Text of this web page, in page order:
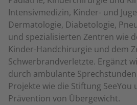
Intensivmedizin, Kinder- und
Dermatologie, Diabetologie,
und spezialisierten Zentren wie
Kinder-Handchirurgie und dem
Schwerbrandverletzte. Ergänzt
durch ambulante
Projekte wie die Stiftung SeeYou
Prävention von Übergewicht.